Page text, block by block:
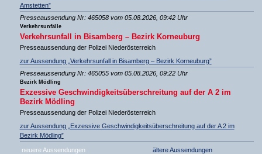
Amstetten”
Presseaussendung Nr: 465058 vom 05.08.2026, 09:42 Uhr
Verkehrsunfälle
Verkehrsunfall in Bisamberg – Bezirk Korneuburg
Presseaussendung der Polizei Niederösterreich
zur Aussendung „Verkehrsunfall in Bisamberg – Bezirk Korneuburg”
Presseaussendung Nr: 465055 vom 05.08.2026, 09:22 Uhr
Bezirk Mödling
Exzessive Geschwindigkeitsüberschreitung auf der A 2 im
Bezirk Mödling
Presseaussendung der Polizei Niederösterreich
zur Aussendung „Exzessive Geschwindigkeitsüberschreitung auf der A 2 im
Bezirk Mödling”
neuere Aussendungen ältere Aussendungen